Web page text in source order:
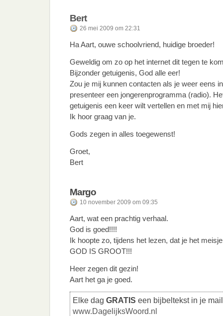
Bert
26 mei 2009 om 22:31
Ha Aart, ouwe schoolvriend, huidige broeder!
Geweldig om zo op het internet dit tegen te
Bijzonder getuigenis, God alle eer!
Zou je mij kunnen contacten als je weer eens
presenteer een jongerenprogramma (radio).
getuigenis een keer wilt vertellen en met mij
Ik hoor graag van je.
Gods zegen in alles toegewenst!
Groet,
Bert
Margo
10 november 2009 om 09:35
Aart, wat een prachtig verhaal.
God is goed!!!!
Ik hoopte zo, tijdens het lezen, dat je het
GOD IS GROOT!!!
Heer zegen dit gezin!
Aart het ga je goed.
Elke dag GRATIS een bijbeltekst in je
www.DagelijksWoord.nl